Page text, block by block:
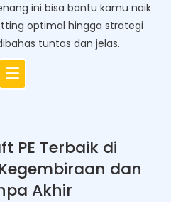
ini bisa bantu kamu naik
optimal hingga strategi
tuntas dan jelas.
PE Terbaik di
dan
Akhir